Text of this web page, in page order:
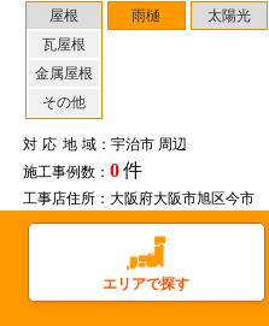
屋根
瓦屋根
金属屋根
その他
雨樋 太陽光
対応地域：宇治市 周辺
施工事例数： 0件
工事店住所：大阪府大阪市旭区今市
エリアで探す